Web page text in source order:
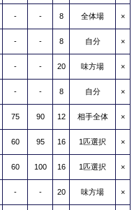
- - 8 全体場 ×
- - 8 自分 ×
- - 20 味方場 ×
- - 8 自分 ×
75 90 12 相手全体 ×
60 95 16 1匹選択 ×
60 100 16 1匹選択 ×
- - 20 味方場 ×